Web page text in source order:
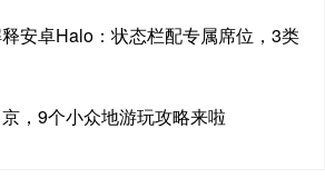
安卓Halo：状态栏配专属席位，3类
，9个小众地游玩攻略来啦